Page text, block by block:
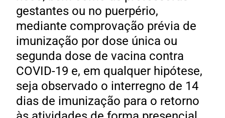
gestantes ou no puerpério,
mediante comprovação prévia de
imunização por dose única ou
segunda dose de vacina contra
COVID-19 e, em qualquer hipótese,
seja observado o interregno de 14
dias de imunização para o retorno